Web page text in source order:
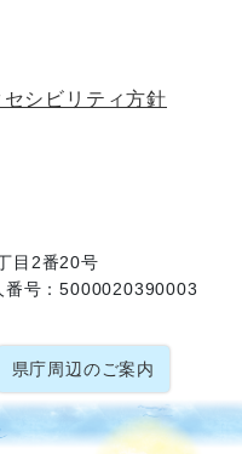
セシビリティ方針
目2番20号
番号：5000020390003
県庁周辺のご案内